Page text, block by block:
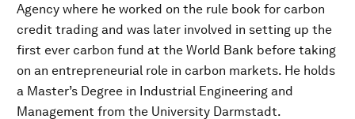
Agency where he worked on the rule book for carbon
credit trading and was later involved in setting up the
first ever carbon fund at the World Bank before taking
on an entrepreneurial role in carbon markets. He holds
a Master’s Degree in Industrial Engineering and
Management from the University Darmstadt.